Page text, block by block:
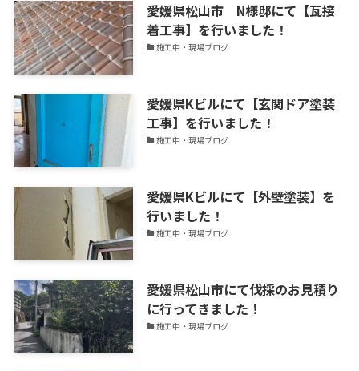
ト
ピ
ッ
ク
ス
を
更
新
中！
愛媛県松山市 N様邸にて【瓦接
着工事】を行いました！
施工中・現場ブログ
愛媛県Kビルにて【玄関ドア塗装
工事】を行いました！
施工中・現場ブログ
愛媛県Kビルにて【外壁塗装】を
行いました！
施工中・現場ブログ
愛媛県松山市にて伐採のお見積り
に行ってきました！
施工中・現場ブログ